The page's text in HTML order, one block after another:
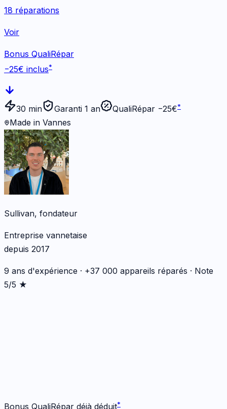
18 réparations
Voir
Bonus QualiRépar
−25€ inclus*
30 min Garanti 1 an QualiRépar −25€*
Made in Vannes
Sullivan, fondateur
Entreprise vannetaise
depuis 2017
9 ans d'expérience · +37 000 appareils réparés · Note
5/5 ★
Bonus QualiRépar déjà déduit*